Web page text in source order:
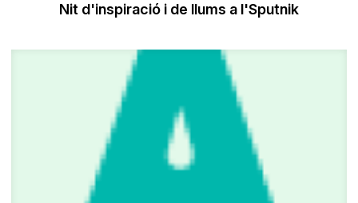
Nit d'inspiració i de llums a l'Sputnik